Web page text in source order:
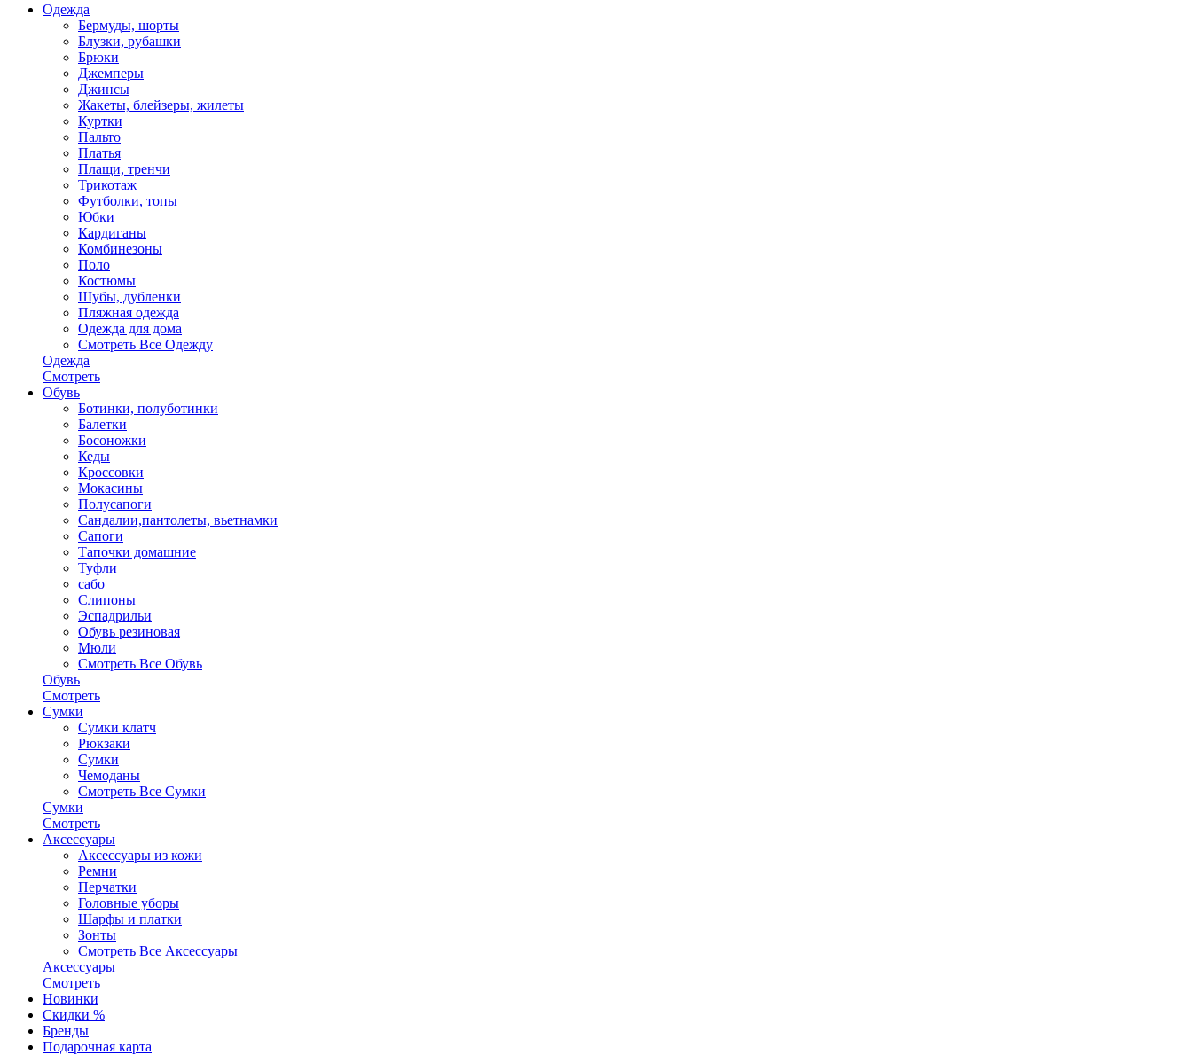
Одежда
Бермуды, шорты
Блузки, рубашки
Брюки
Джемперы
Джинсы
Жакеты, блейзеры, жилеты
Куртки
Пальто
Платья
Плащи, тренчи
Трикотаж
Футболки, топы
Юбки
Кардиганы
Комбинезоны
Поло
Костюмы
Шубы, дубленки
Пляжная одежда
Одежда для дома
Смотреть Все Одежду
Одежда
Смотреть
Обувь
Ботинки, полуботинки
Балетки
Босоножки
Кеды
Кроссовки
Мокасины
Полусапоги
Сандалии,пантолеты, вьетнамки
Сапоги
Тапочки домашние
Туфли
сабо
Слипоны
Эспадрильи
Обувь резиновая
Мюли
Смотреть Все Обувь
Обувь
Смотреть
Сумки
Сумки клатч
Рюкзаки
Сумки
Чемоданы
Смотреть Все Сумки
Сумки
Смотреть
Аксессуары
Аксессуары из кожи
Ремни
Перчатки
Головные уборы
Шарфы и платки
Зонты
Смотреть Все Аксессуары
Аксессуары
Смотреть
Новинки
Скидки %
Бренды
Подарочная карта